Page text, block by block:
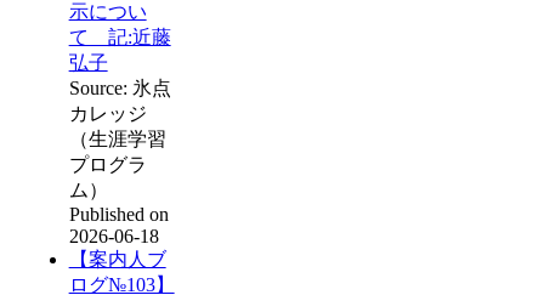
示につい
て 記:近藤
弘子
Source: 氷点
カレッジ
（生涯学習
プログラ
ム）
Published on
2026-06-18
【案内人ブ
ログ№103】